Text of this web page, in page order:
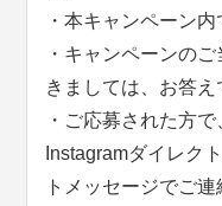
・本キャンペーン
・キャンペーンの
きましては、お答え
・ご応募された方
Instagramダイレク
トメッセージでご